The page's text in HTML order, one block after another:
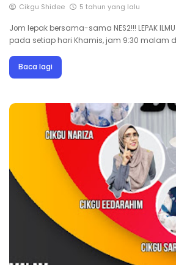
Cikgu Shidee 5 tahun yang lalu
Jom lepak bersama-sama NES2!!! LEPAK
pada setiap hari Khamis, jam 9:30 malam
Baca lagi